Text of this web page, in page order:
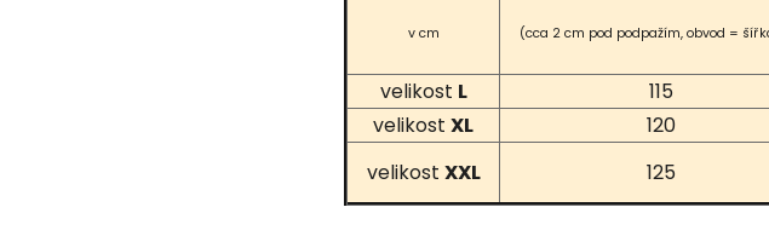
v cm (cca 2 cm pod podpažím, obvod =
velikost L 115
velikost XL 120
velikost XXL 125